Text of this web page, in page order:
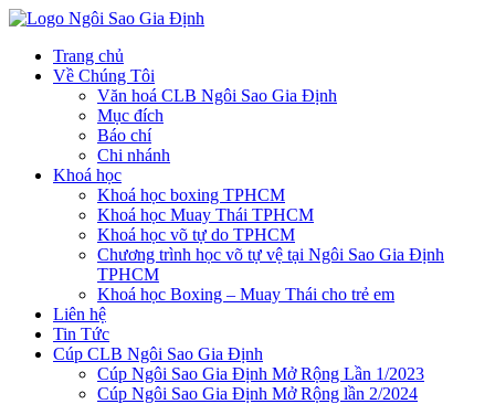
Trang chủ
Về Chúng Tôi
Văn hoá CLB Ngôi Sao Gia Định
Mục đích
Báo chí
Chi nhánh
Khoá học
Khoá học boxing TPHCM
Khoá học Muay Thái TPHCM
Khoá học võ tự do TPHCM
Chương trình học võ tự vệ tại Ngôi Sao Gia Định
TPHCM
Khoá học Boxing – Muay Thái cho trẻ em
Liên hệ
Tin Tức
Cúp CLB Ngôi Sao Gia Định
Cúp Ngôi Sao Gia Định Mở Rộng Lần 1/2023
Cúp Ngôi Sao Gia Định Mở Rộng lần 2/2024